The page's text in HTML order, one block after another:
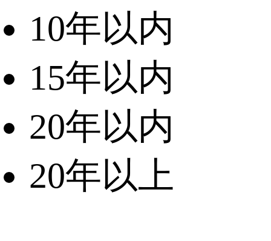
10年以内
15年以内
20年以内
20年以上